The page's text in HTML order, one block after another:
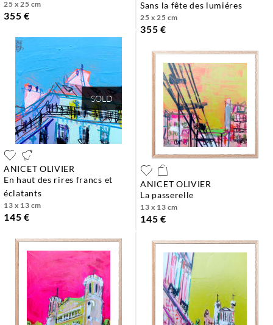
25 x 25 cm
355 €
sans la fête des lumiéres
25 x 25 cm
355 €
SOLD
ANICET OLIVIER
en haut des rires francs et
éclatants
13 x 13 cm
145 €
ANICET OLIVIER
la passerelle
13 x 13 cm
145 €